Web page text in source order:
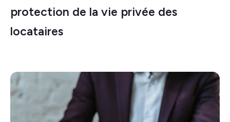
protection de la vie privée des
locataires